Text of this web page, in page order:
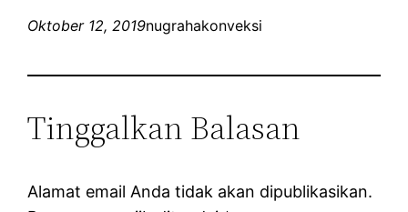
Oktober 12, 2019nugrahakonveksi
Tinggalkan Balasan
Alamat email Anda tidak akan dipublikasikan.